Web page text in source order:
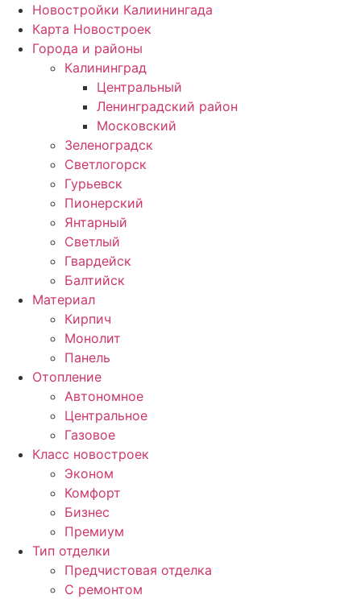
Новостройки Калиинингада
Карта Новостроек
Города и районы
Калининград
Центральный
Ленинградский район
Московский
Зеленоградск
Светлогорск
Гурьевск
Пионерский
Янтарный
Светлый
Гвардейск
Балтийск
Материал
Кирпич
Монолит
Панель
Отопление
Автономное
Центральное
Газовое
Класс новостроек
Эконом
Комфорт
Бизнес
Премиум
Тип отделки
Предчистовая отделка
С ремонтом